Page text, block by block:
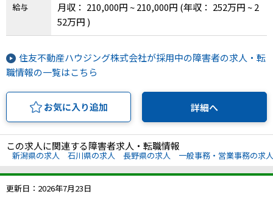
給与 月収： 210,000円 ~ 210,000円 (年収： 252万円 ~ 2
52万円 )
住友不動産ハウジング株式会社が採用中の障害者の求人・転
職情報の一覧はこちら
お気に入り追加 詳細へ
この求人に関連する障害者求人・転職情報
新潟県の求人 石川県の求人 長野県の求人 一般事務・営業事務の求人
更新日：2026年7月23日